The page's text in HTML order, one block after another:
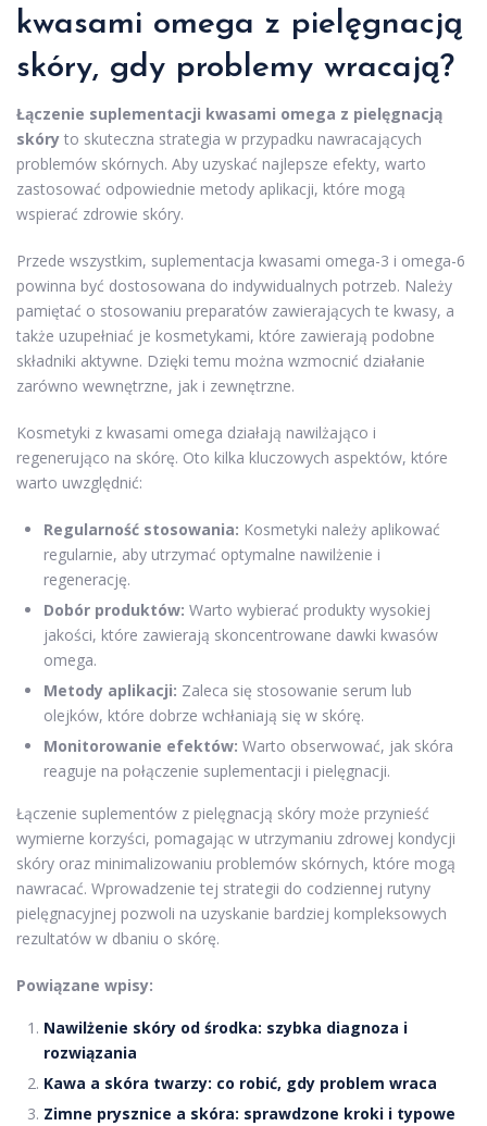
kwasami omega z pielęgnacją
skóry, gdy problemy wracają?
Łączenie suplementacji kwasami omega z pielęgnacją
skóry to skuteczna strategia w przypadku nawracających
problemów skórnych. Aby uzyskać najlepsze efekty, warto
zastosować odpowiednie metody aplikacji, które mogą
wspierać zdrowie skóry.
Przede wszystkim, suplementacja kwasami omega-3 i omega-6
powinna być dostosowana do indywidualnych potrzeb. Należy
pamiętać o stosowaniu preparatów zawierających te kwasy, a
także uzupełniać je kosmetykami, które zawierają podobne
składniki aktywne. Dzięki temu można wzmocnić działanie
zarówno wewnętrzne, jak i zewnętrzne.
Kosmetyki z kwasami omega działają nawilżająco i
regenerująco na skórę. Oto kilka kluczowych aspektów, które
warto uwzględnić:
Regularność stosowania: Kosmetyki należy aplikować
regularnie, aby utrzymać optymalne nawilżenie i
regenerację.
Dobór produktów: Warto wybierać produkty wysokiej
jakości, które zawierają skoncentrowane dawki kwasów
omega.
Metody aplikacji: Zaleca się stosowanie serum lub
olejków, które dobrze wchłaniają się w skórę.
Monitorowanie efektów: Warto obserwować, jak skóra
reaguje na połączenie suplementacji i pielęgnacji.
Łączenie suplementów z pielęgnacją skóry może przynieść
wymierne korzyści, pomagając w utrzymaniu zdrowej kondycji
skóry oraz minimalizowaniu problemów skórnych, które mogą
nawracać. Wprowadzenie tej strategii do codziennej rutyny
pielęgnacyjnej pozwoli na uzyskanie bardziej kompleksowych
rezultatów w dbaniu o skórę.
Powiązane wpisy:
Nawilżenie skóry od środka: szybka diagnoza i
rozwiązania
Kawa a skóra twarzy: co robić, gdy problem wraca
Zimne prysznice a skóra: sprawdzone kroki i typowe